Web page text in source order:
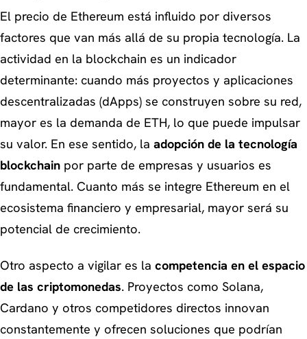
El precio de Ethereum está influido por diversos
factores que van más allá de su propia tecnología. La
actividad en la blockchain es un indicador
determinante: cuando más proyectos y aplicaciones
descentralizadas (dApps) se construyen sobre su red,
mayor es la demanda de ETH, lo que puede impulsar
su valor. En ese sentido, la adopción de la tecnología
blockchain por parte de empresas y usuarios es
fundamental. Cuanto más se integre Ethereum en el
ecosistema financiero y empresarial, mayor será su
potencial de crecimiento.
Otro aspecto a vigilar es la competencia en el espacio
de las criptomonedas. Proyectos como Solana,
Cardano y otros competidores directos innovan
constantemente y ofrecen soluciones que podrían